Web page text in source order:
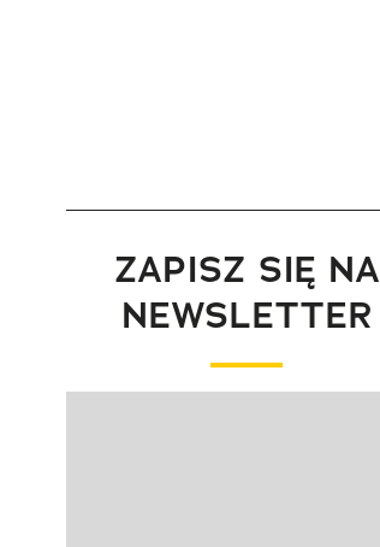
ZAPISZ SIĘ NA
NEWSLETTER